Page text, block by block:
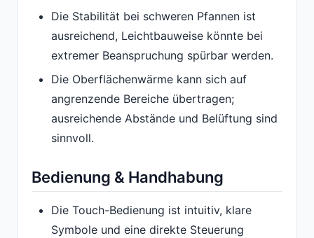
Die Stabilität bei schweren Pfannen ist
ausreichend, Leichtbauweise könnte bei
extremer Beanspruchung spürbar werden.
Die Oberflächenwärme kann sich auf
angrenzende Bereiche übertragen;
ausreichende Abstände und Belüftung sind
sinnvoll.
Bedienung & Handhabung
Die Touch-Bedienung ist intuitiv, klare
Symbole und eine direkte Steuerung